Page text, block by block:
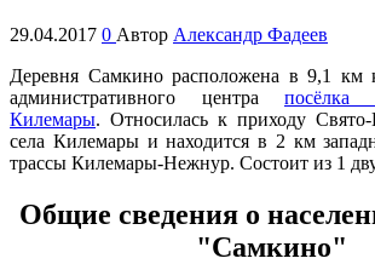
29.04.2017 0 Автор Александр Фадеев
Деревня Самкино расположена в 9,1 км
административного центра посёлка
Килемары. Относилась к приходу
села Килемары и находится в 2 км
трассы Килемары-Нежнур. Состоит из 1
Общие сведения о
"Самкино"